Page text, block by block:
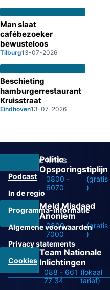
Man slaat
cafébezoeker
bewusteloos
Tilburg13-07-2026
Beschieting
hamburgerrestaurant
Kruisstraat
Eindhoven13-07-2026
Politie
Opsporingstiplijn
0800 -
6070
(gratis
)
Meld Misdaad
Anoniem
0800 -
7000
(gratis
)
Team Nationale
Inlichtingen
088 - 661
77 34
(lokaal
tarief)
Overige links
Podcast
In de regio
Programma-informatie
Algemene voorwaarden
Privacy statements
Cookies